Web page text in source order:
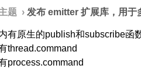
题 › 发布 emitter 扩展库，用于
有原生的publish和subscribe函
thread.command
process.command